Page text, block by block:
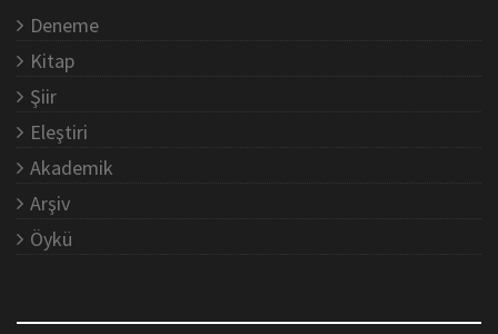
Deneme
Kitap
Şiir
Eleştiri
Akademik
Arşiv
Öykü